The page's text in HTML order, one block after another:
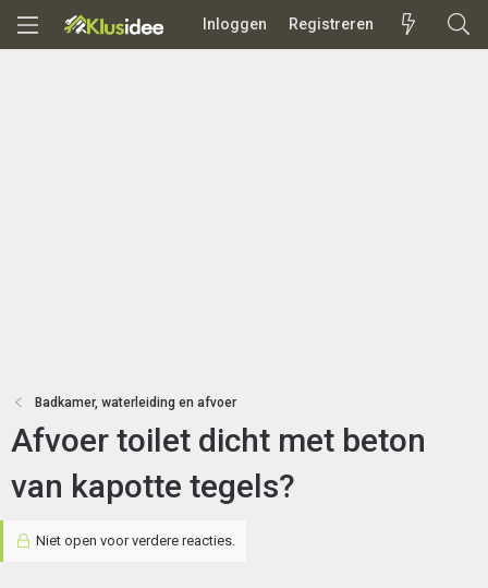
Inloggen Registreren
Badkamer, waterleiding en afvoer
Afvoer toilet dicht met beton
van kapotte tegels?
Niet open voor verdere reacties.